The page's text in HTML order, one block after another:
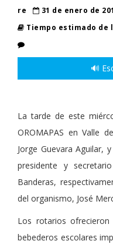
re
31 de enero de
Tiempo estimado de
🔊
La tarde de este
OROMAPAS en Valle
Jorge Guevara Aguilar,
presidente y
Banderas,
del organismo, José
Los rotarios
bebederos escolares